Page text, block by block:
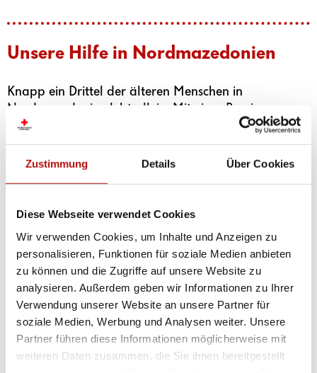
Zustimmung Details Über Cookies
Diese Webseite verwendet Cookies
Wir verwenden Cookies, um Inhalte und Anzeigen zu
personalisieren, Funktionen für soziale Medien anbieten
zu können und die Zugriffe auf unsere Website zu
analysieren. Außerdem geben wir Informationen zu Ihrer
Verwendung unserer Website an unsere Partner für
soziale Medien, Werbung und Analysen weiter. Unsere
Partner führen diese Informationen möglicherweise mit
weiteren Daten zusammen, die Sie ihnen bereitgestellt
Unsere Hilfe in Nordmazedonien
Knapp ein Drittel der älteren Menschen in
Nordmazedonien lebt allein. Mit einer Pension von
umgerechnet 100 bis 200 Euro kommen die
Senior:innen kaum über die Runden. Der Zukauf
von privaten Unterstützungsleistungen ist
Krankentransportwägen und einer Rufhilfe-
Leitstelle.Das Rufhilfe-Gerät wird mit dem Telefon
verbunden, im Notfall drückt man den Knopf am
Rufhilfe-Armband und hat Sprachverbindung zur
Leitstelle. Je nachdem, was passiert ist, wird eine
Rotkreuz-Heimhilfe, ein freiwilliger First Responder
oder ein Krankentransport zum Notfallort
geschickt.